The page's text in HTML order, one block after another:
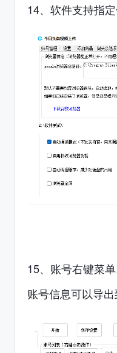
14、软件支持指
15、账号右键菜单
账号信息可以导